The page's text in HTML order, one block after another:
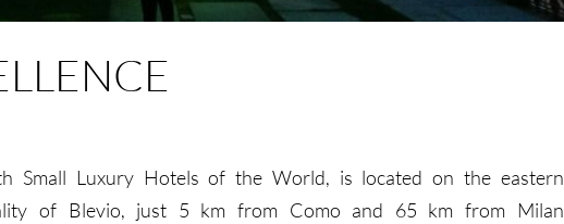
Small Luxury Hotels of the World, is located on the eastern
of Blevio, just 5 km from Como and 65 km from Milan